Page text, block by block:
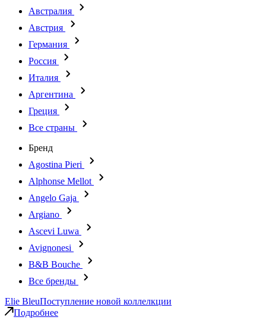
Австралия
Австрия
Германия
Россия
Италия
Аргентина
Греция
Все страны
Бренд
Agostina Pieri
Alphonse Mellot
Angelo Gaja
Argiano
Ascevi Luwa
Avignonesi
B&B Bouche
Все бренды
Elie BleuПоступление новой коллелкции
Подробнее